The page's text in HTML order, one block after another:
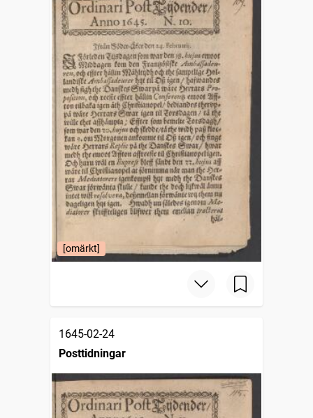
[omärkt]
1645-02-24
Posttidningar